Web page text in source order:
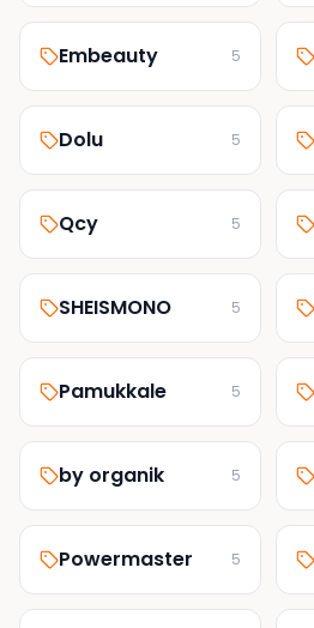
Embeauty 5
Dolu 5
Qcy 5
SHEISMONO 5
Pamukkale 5
by organik 5
Powermaster 5